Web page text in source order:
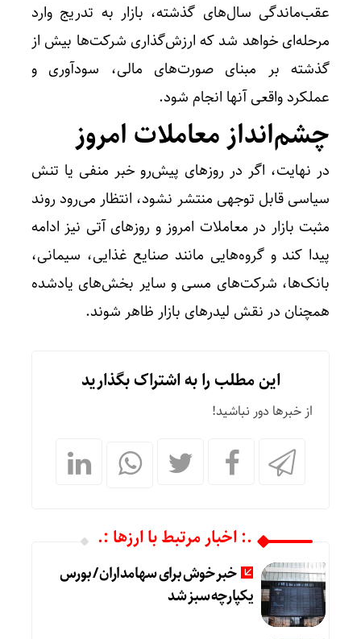
عقب‌ماندگی سال‌های گذشته، بازار به تدریج وارد
مرحله‌ای خواهد شد که ارزش‌گذاری شرکت‌ها بیش از
گذشته بر مبنای صورت‌های مالی، سودآوری و
عملکرد واقعی آنها انجام شود.
چشم‌انداز معاملات امروز
در نهایت، اگر در روز‌های پیش‌رو خبر منفی یا تنش
سیاسی قابل توجهی منتشر نشود، انتظار می‌رود روند
مثبت بازار در معاملات امروز و روز‌های آتی نیز ادامه
پیدا کند و گروه‌هایی مانند صنایع غذایی، سیمانی،
بانک‌ها، شرکت‌های مسی و سایر بخش‌های یادشده
همچنان در نقش لیدر‌های بازار ظاهر شوند.
این مطلب را به اشتراک بگذارید
از خبرها دور نباشید!
.: اخبار مرتبط با ارزها :.
خبر خوش برای سهامداران / بورس
یکپارچه سبز شد